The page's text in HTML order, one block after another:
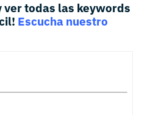
ver todas las keywords
Escucha nuestro